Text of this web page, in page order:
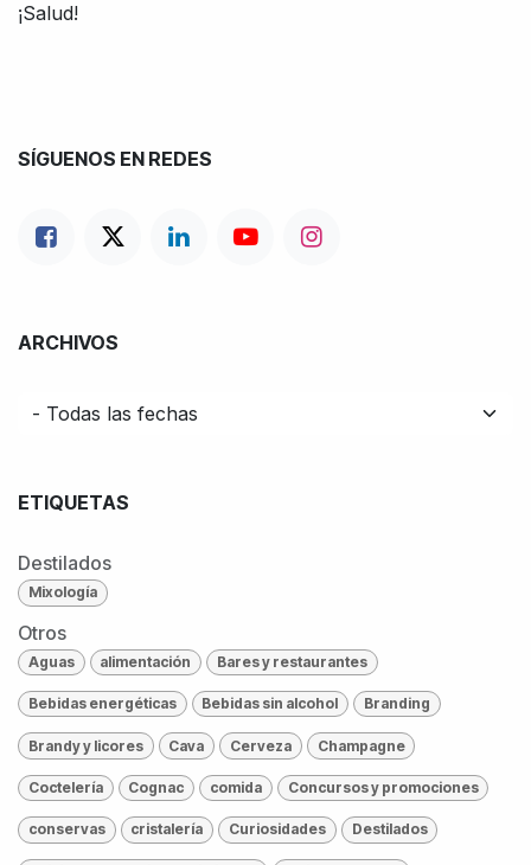
¡Salud!
SÍGUENOS EN REDES
ARCHIVOS
ETIQUETAS
Destilados
Mixología
Otros
Aguas alimentación Bares y restaurantes
Bebidas energéticas Bebidas sin alcohol Branding
Brandy y licores Cava Cerveza Champagne
Coctelería Cognac comida Concursos y promociones
conservas cristalería Curiosidades Destilados